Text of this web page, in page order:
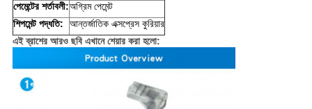
পেমেন্টের শর্তাবলী:অগ্রিম পেমেন্ট
শিপমেন্ট পদ্ধতি:
আন্তর্জাতিক এক্সপ্রেস কুরিয়ার
এই ব্রাশের আরও ছবি এখানে শেয়ার করা হলো: